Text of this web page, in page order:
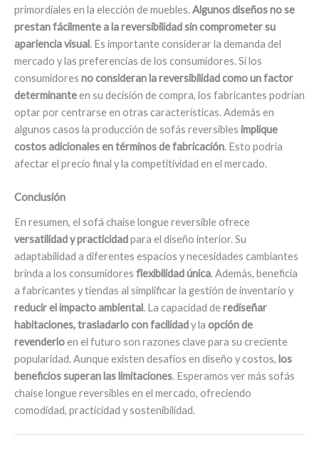
primordiales en la elección de muebles.Algunos diseños no se
prestan fácilmente a la reversibilidad sin comprometer su
apariencia visual. Es importante considerar la demanda del
mercado y las preferencias de los consumidores. Si los
consumidores no consideran la reversibilidad como un factor
determinanteen su decisión de compra, los fabricantes podrían
optar por centrarse en otras características. Además en
algunos casos la producción de sofás reversibles implique
costos adicionales en términos de fabricación. Esto podría
afectar el precio final y la competitividad en el mercado.
Conclusión
En resumen, el sofá chaise longue reversible ofrece
versatilidad y practicidadpara el diseño interior. Su
adaptabilidad a diferentes espacios y necesidades cambiantes
brinda a los consumidores flexibilidad única. Además, beneficia
a fabricantes y tiendas al simplificar la gestión de inventario y
reducir el impacto ambiental. La capacidad derediseñar
habitaciones, trasladarlo con facilidady la opción de
revenderloen el futuro son razones clave para su creciente
popularidad. Aunque existen desafíos en diseño y costos, los
beneficios superan las limitaciones. Esperamos ver más sofás
chaise longue reversibles en el mercado, ofreciendo
comodidad, practicidad y sostenibilidad.